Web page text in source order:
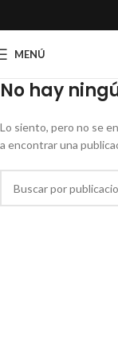
MENÚ
No hay
Lo siento, pero no se
a encontrar una